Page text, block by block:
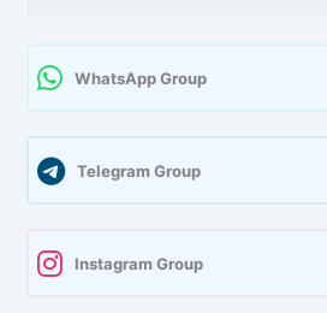
WhatsApp Group
Telegram Group
Instagram Group